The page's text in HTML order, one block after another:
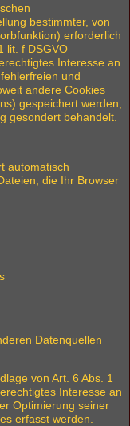
bestimmter, von
erforderlich
lit. f DSGVO
Interesse an
und
andere Cookies
gespeichert werden,
gesondert behandelt.
automatisch
die Ihr Browser
Datenquellen
von Art. 6 Abs. 1
Interesse an
Optimierung seiner
erfasst werden.